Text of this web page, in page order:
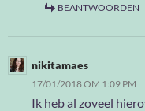
BEANTWOORDEN
nikitamaes
17/01/2018 OM 1:09 PM
Ik heb al zoveel